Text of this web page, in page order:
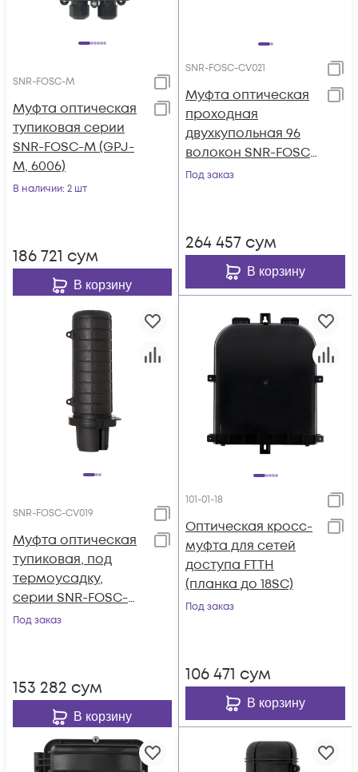
SNR-FOSC-M
Муфта оптическая
тупиковая серии
SNR-FOSC-M (GPJ-
M, 6006)
В наличии: 2 шт
186 721 сум
В корзину
SNR-FOSC-CV021
Муфта оптическая
проходная
двухкупольная 96
волокон SNR-FOSC-
CV021
Под заказ
264 457 сум
В корзину
SNR-FOSC-CV019
Муфта оптическая
тупиковая, под
термоусадку,
серии SNR-FOSC-
CV019
Под заказ
153 282 сум
В корзину
101-01-18
Оптическая кросс-
муфта для сетей
доступа FTTH
(планка до 18SC)
Под заказ
106 471 сум
В корзину